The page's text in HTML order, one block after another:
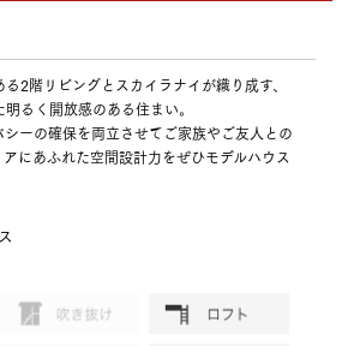
2階リビングとスカイラナイが織り成す、
るく開放感のある住まい。
ーの確保を両立させてご家族やご友人との
にあふれた空間設計力をぜひモデルハウス